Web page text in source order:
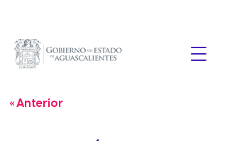
« Anterior